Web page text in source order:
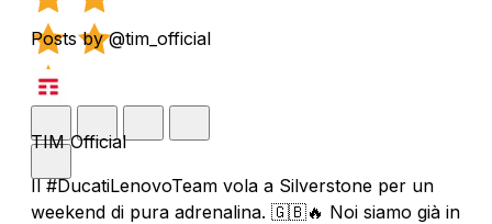
Posts by @tim_official
TIM Official
Il #DucatiLenovoTeam vola a Silverstone per un
weekend di pura adrenalina. 🇬🇧🔥 Noi siamo già in